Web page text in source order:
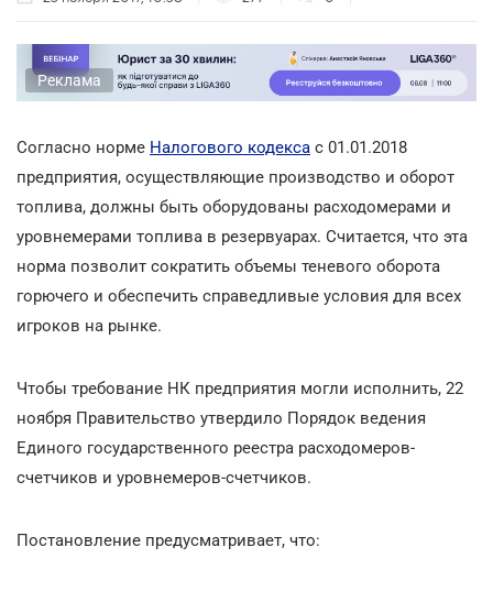
Реклама
Согласно норме Налогового кодекса с 01.01.2018
предприятия, осуществляющие производство и оборот
топлива, должны быть оборудованы расходомерами и
уровнемерами топлива в резервуарах. Считается, что эта
норма позволит сократить объемы теневого оборота
горючего и обеспечить справедливые условия для всех
игроков на рынке.
Чтобы требование НК предприятия могли исполнить, 22
ноября Правительство утвердило Порядок ведения
Единого государственного реестра расходомеров-
счетчиков и уровнемеров-счетчиков.
Постановление предусматривает, что: